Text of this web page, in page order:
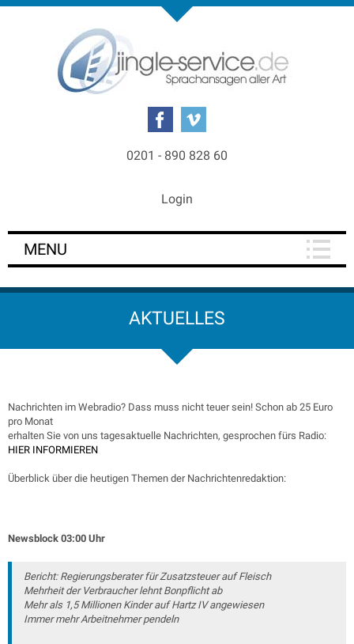
0201 - 890 828 60
Login
MENU
AKTUELLES
Nachrichten im Webradio? Dass muss nicht teuer sein! Schon ab 25 Euro
pro Monat
erhalten Sie von uns tagesaktuelle Nachrichten, gesprochen fürs Radio:
HIER INFORMIEREN
Überblick über die heutigen Themen der Nachrichtenredaktion:
Newsblock 03:00 Uhr
Bericht: Regierungsberater für Zusatzsteuer auf Fleisch
Mehrheit der Verbraucher lehnt Bonpflicht ab
Mehr als 1,5 Millionen Kinder auf Hartz IV angewiesen
Immer mehr Arbeitnehmer pendeln